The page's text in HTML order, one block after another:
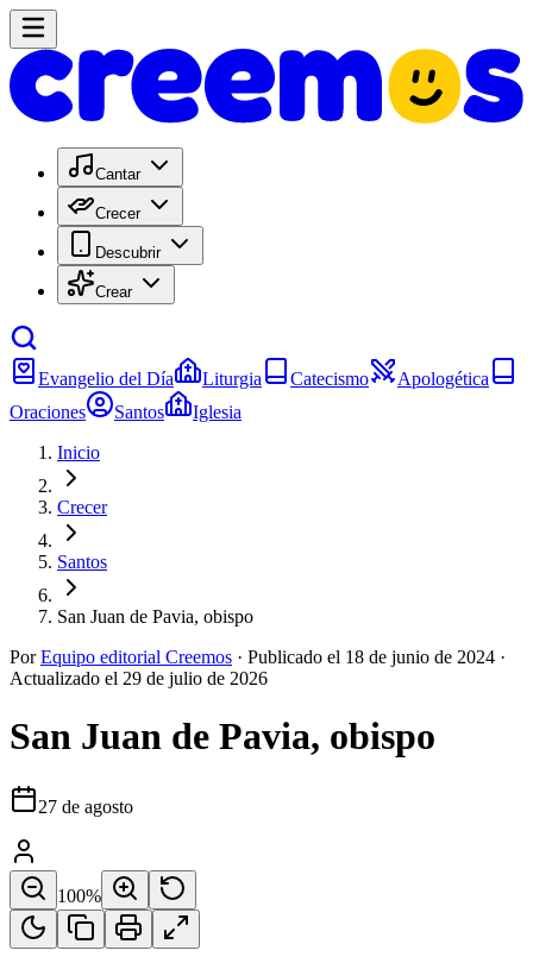
Cantar
Crecer
Descubrir
Crear
Evangelio del Día Liturgia Catecismo
Apologética
Oraciones
Santos
Iglesia
Inicio
Crecer
Santos
San Juan de Pavia, obispo
Por Equipo editorial Creemos · Publicado el 18 de junio de 2024 ·
Actualizado el 29 de julio de 2026
San Juan de Pavia, obispo
27 de agosto
100%